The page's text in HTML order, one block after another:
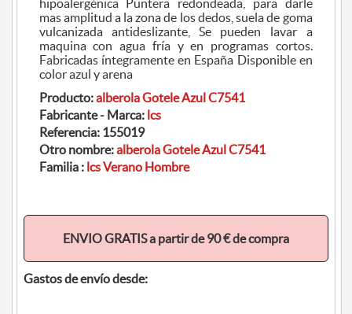
hipoalergénica Puntera redondeada, para darle
mas amplitud a la zona de los dedos, suela de goma
vulcanizada antideslizante, Se pueden lavar a
maquina con agua fría y en programas cortos.
Fabricadas íntegramente en España Disponible en
color azul y arena
Producto:alberola Gotele Azul C7541
Fabricante - Marca: lcs
Referencia: 155019
Otro nombre:alberola Gotele Azul C7541
Familia : lcs Verano Hombre
ENVIO GRATIS a partir de 90 € de compra
Gastos de envío desde: